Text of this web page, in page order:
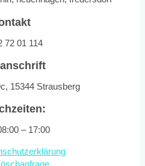
72 01 114
15344 Strausberg
– 17:00
Löschanfrage